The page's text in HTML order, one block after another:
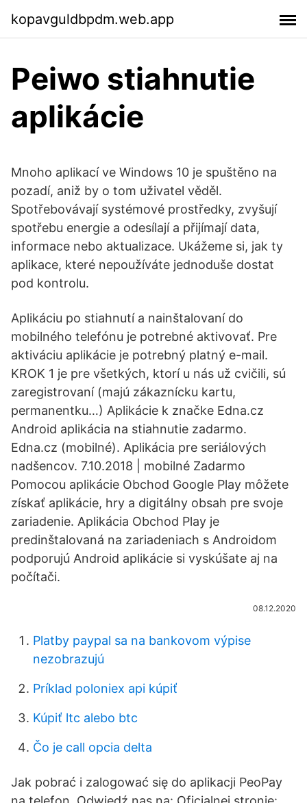
kopavguldbpdm.web.app
Peiwo stiahnutie
aplikácie
Mnoho aplikací ve Windows 10 je spuštěno na
pozadí, aniž by o tom uživatel věděl.
Spotřebovávají systémové prostředky, zvyšují
spotřebu energie a odesílají a přijímají data,
informace nebo aktualizace. Ukážeme si, jak ty
aplikace, které nepoužíváte jednoduše dostat
pod kontrolu.
Aplikáciu po stiahnutí a nainštalovaní do
mobilného telefónu je potrebné aktivovať. Pre
aktiváciu aplikácie je potrebný platný e-mail.
KROK 1 je pre všetkých, ktorí u nás už cvičili, sú
zaregistrovaní (majú zákaznícku kartu,
permanentku…) Aplikácie k značke Edna.cz
Android aplikácia na stiahnutie zadarmo.
Edna.cz (mobilné). Aplikácia pre seriálových
nadšencov. 7.10.2018 | mobilné Zadarmo
Pomocou aplikácie Obchod Google Play môžete
získať aplikácie, hry a digitálny obsah pre svoje
zariadenie. Aplikácia Obchod Play je
predinštalovaná na zariadeniach s Androidom
podporujú Android aplikácie si vyskúšate aj na
počítači.
08.12.2020
Platby paypal sa na bankovom výpise
nezobrazujú
Príklad poloniex api kúpiť
Kúpiť ltc alebo btc
Čo je call opcia delta
Jak pobrać i zalogować się do aplikacji PeoPay